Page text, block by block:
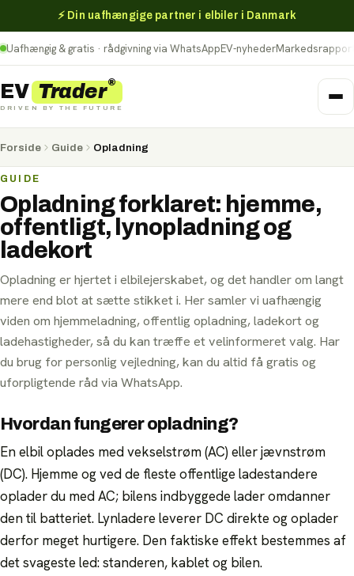
⚡ Din uafhængige partner i elbiler i Danmark
Uafhængig & gratis · rådgivning via WhatsAppEV-nyheder
EV Trader®
DRIVEN BY THE FUTURE
Operationel leasing
Pedelecs
Elscootere Elbåde
Ellastbiler
Entreprenørmaskiner
Elmotorcykler
Elektriske motorcykler
Alle mærker
Forside Guide Opladning
GUIDE
Opladning forklaret: hjemme,
offentligt, lynopladning og
ladekort
Opladning er hjertet i elbilejerskabet, og det handler om langt
mere end blot at sætte stikket i. Her samler vi uafhængig
viden om hjemmeladning, offentlig opladning, ladekort og
ladehastigheder, så du kan træffe et velinformeret valg. Har
du brug for personlig vejledning, kan du altid få gratis og
uforpligtende råd via WhatsApp.
Hvordan fungerer opladning?
En elbil oplades med vekselstrøm (AC) eller jævnstrøm
(DC). Hjemme og ved de fleste offentlige ladestandere
oplader du med AC; bilens indbyggede lader omdanner
den til batteriet. Lynladere leverer DC direkte og oplader
derfor meget hurtigere. Den faktiske effekt bestemmes af
det svageste led: standeren, kablet og bilen.